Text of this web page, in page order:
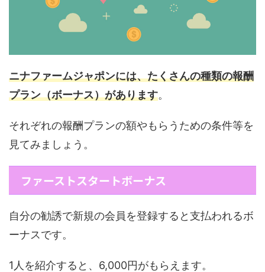
ニナファームジャポンには、たくさんの種類の報酬
プラン（ボーナス）があります。
それぞれの報酬プランの額やもらうための条件等を
見てみましょう。
ファーストスタートボーナス
自分の勧誘で新規の会員を登録すると支払われるボ
ーナスです。
1人を紹介すると、6,000円がもらえます。